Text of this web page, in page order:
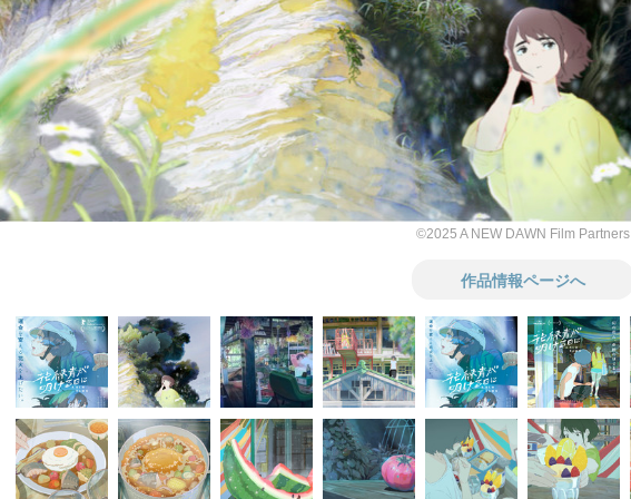
©2025 A NEW DAWN Film Partners
作品情報ページへ